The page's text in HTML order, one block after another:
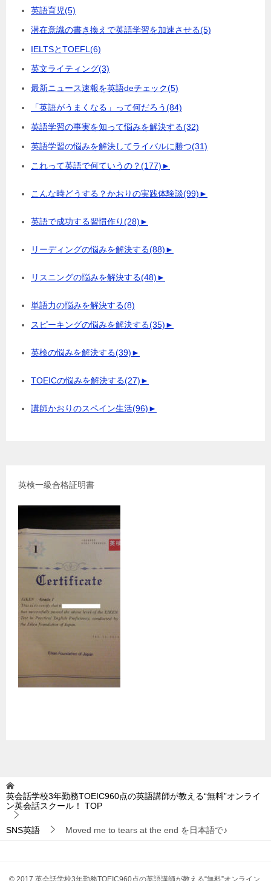
英語育児(5)
潜在意識の書き換えで英語学習を加速させる(5)
IELTSとTOEFL (6)
英文ライティング(3)
最新ニュース速報を英語deチェック(5)
「英語がうまくなる」って何だろう(84)
英語学習の事実を知って悩みを解決する(32)
英語学習の悩みを解決してライバルに勝つ(31)
これって英語で何ていうの？(177)►
こんな時どうする？かおりの実践体験談(99)►
英語で成功する習慣作り(28)►
リーディングの悩みを解決する(88)►
リスニングの悩みを解決する(48)►
単語力の悩みを解決する(8)
スピーキングの悩みを解決する(35)►
英検の悩みを解決する(39)►
TOEICの悩みを解決する(27)►
講師かおりのスペイン生活(96)►
英検一級合格証明書
英会話学校3年勤務TOEIC960点の英語講師が教える“無料”オンライ
ン英会話スクール！
TOP
SNS英語 Moved me to tears at the end を日本語で♪
© 2017 英会話学校3年勤務TOEIC960点の英語講師が教える“無料”オンライン